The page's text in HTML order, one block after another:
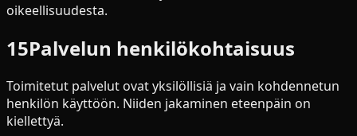
oikeellisuudesta.
15Palvelun henkilökohtaisuus
Toimitetut palvelut ovat yksilöllisiä ja vain kohdennetun
henkilön käyttöön. Niiden jakaminen eteenpäin on
kiellettyä.